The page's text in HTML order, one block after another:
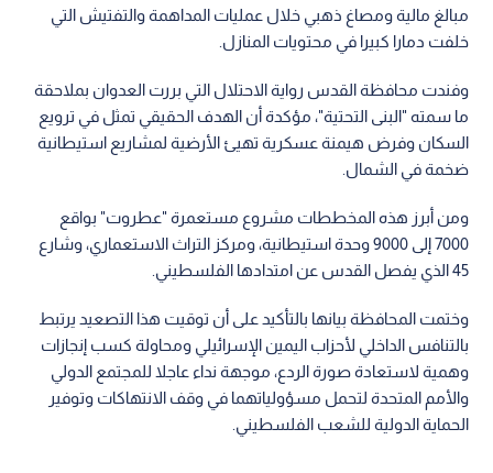
مبالغ مالية ومصاغ ذهبي خلال عمليات المداهمة والتفتيش التي
خلفت دمارا كبيرا في محتويات المنازل.
وفندت محافظة القدس رواية الاحتلال التي بررت العدوان بملاحقة
ما سمته "البنى التحتية"، مؤكدة أن الهدف الحقيقي تمثل في ترويع
السكان وفرض هيمنة عسكرية تهيئ الأرضية لمشاريع استيطانية
ضخمة في الشمال.
ومن أبرز هذه المخططات مشروع مستعمرة "عطروت" بواقع
7000 إلى 9000 وحدة استيطانية، ومركز التراث الاستعماري، وشارع
45 الذي يفصل القدس عن امتدادها الفلسطيني.
وختمت المحافظة بيانها بالتأكيد على أن توقيت هذا التصعيد يرتبط
بالتنافس الداخلي لأحزاب اليمين الإسرائيلي ومحاولة كسب إنجازات
وهمية لاستعادة صورة الردع، موجهة نداء عاجلا للمجتمع الدولي
والأمم المتحدة لتحمل مسؤولياتهما في وقف الانتهاكات وتوفير
الحماية الدولية للشعب الفلسطيني.